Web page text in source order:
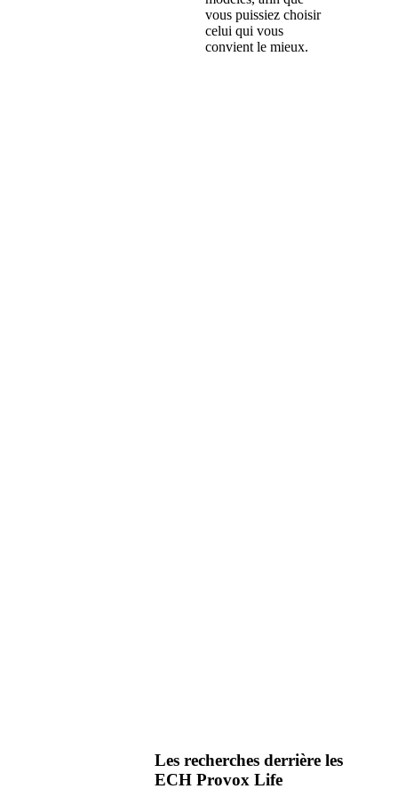
vous puissiez choisir
celui qui vous
convient le mieux.
Les recherches derrière les
ECH Provox Life